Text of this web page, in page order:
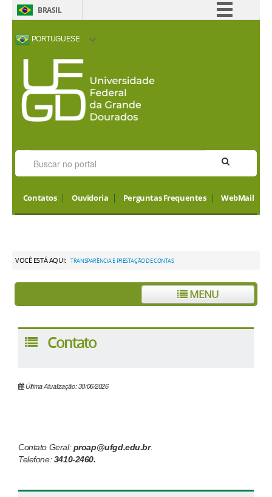
BRASIL
PORTUGUESE
ACESSIBILIDADE ALTO CONTRASTE
VISITORS
Contatos Ouvidoria Perguntas Frequentes WebMail
VOCÊ ESTÁ AQUI: TRANSPARÊNCIA E PRESTAÇÃO DE CONTAS
MENU
Contato
Última Atualização: 30/06/2026
Contato Geral:proap@ufgd.edu.br.
Telefone:3410-2460.